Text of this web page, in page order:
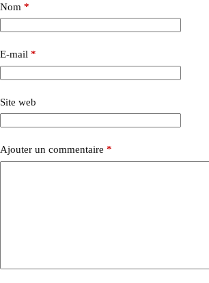
Nom *
E-mail *
Site web
Ajouter un commentaire *